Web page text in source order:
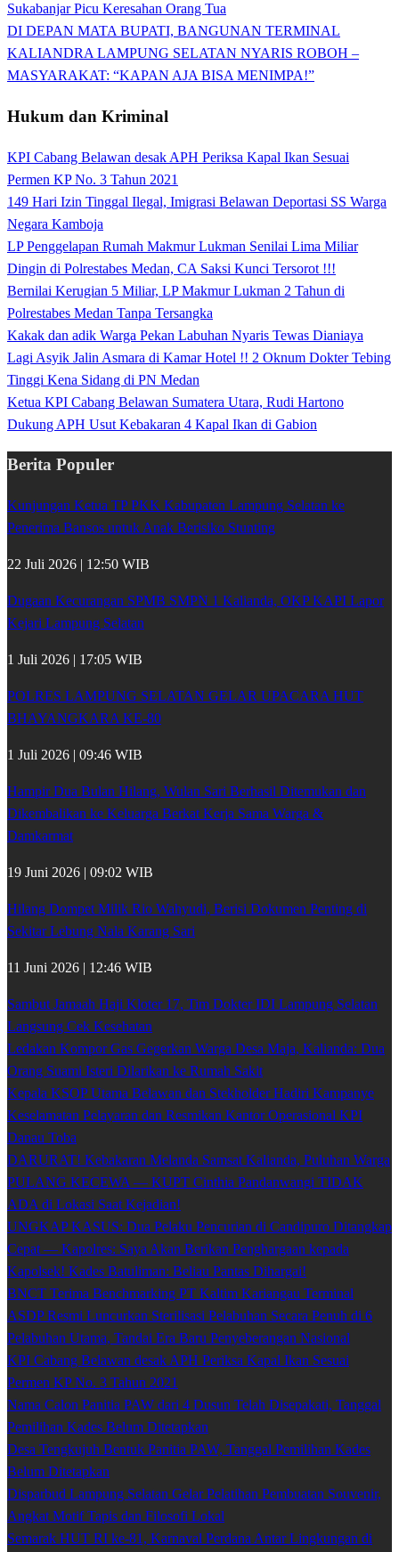
Sukabanjar Picu Keresahan Orang Tua
DI DEPAN MATA BUPATI, BANGUNAN TERMINAL
KALIANDRA LAMPUNG SELATAN NYARIS ROBOH –
MASYARAKAT: “KAPAN AJA BISA MENIMPA!”
Hukum dan Kriminal
KPI Cabang Belawan desak APH Periksa Kapal Ikan Sesuai
Permen KP No. 3 Tahun 2021
149 Hari Izin Tinggal Ilegal, Imigrasi Belawan Deportasi SS Warga
Negara Kamboja
LP Penggelapan Rumah Makmur Lukman Senilai Lima Miliar
Dingin di Polrestabes Medan, CA Saksi Kunci Tersorot !!!
Bernilai Kerugian 5 Miliar, LP Makmur Lukman 2 Tahun di
Polrestabes Medan Tanpa Tersangka
Kakak dan adik Warga Pekan Labuhan Nyaris Tewas Dianiaya
Lagi Asyik Jalin Asmara di Kamar Hotel !! 2 Oknum Dokter Tebing
Tinggi Kena Sidang di PN Medan
Ketua KPI Cabang Belawan Sumatera Utara, Rudi Hartono
Dukung APH Usut Kebakaran 4 Kapal Ikan di Gabion
Berita Populer
Kunjungan Ketua TP PKK Kabupaten Lampung Selatan ke
Penerima Bansos untuk Anak Berisiko Stunting
22 Juli 2026 | 12:50 WIB
Dugaan Kecurangan SPMB SMPN 1 Kalianda, OKP KAPI Lapor
Kejari Lampung Selatan
1 Juli 2026 | 17:05 WIB
POLRES LAMPUNG SELATAN GELAR UPACARA HUT
BHAYANGKARA KE-80
1 Juli 2026 | 09:46 WIB
Hampir Dua Bulan Hilang, Wulan Sari Berhasil Ditemukan dan
Dikembalikan ke Keluarga Berkat Kerja Sama Warga &
Damkarmat
19 Juni 2026 | 09:02 WIB
Hilang Dompet Milik Rio Wahyudi, Berisi Dokumen Penting di
Sekitar Lebung Nala Karang Sari
11 Juni 2026 | 12:46 WIB
Sambut Jamaah Haji Kloter 17, Tim Dokter IDI Lampung Selatan
Langsung Cek Kesehatan
Ledakan Kompor Gas Gegerkan Warga Desa Maja, Kalianda: Dua
Orang Suami Isteri Dilarikan ke Rumah Sakit
Kepala KSOP Utama Belawan dan Stekholder Hadiri Kampanye
Keselamatan Pelayaran dan Resmikan Kantor Operasional KPI
Danau Toba
DARURAT! Kebakaran Melanda Samsat Kalianda, Puluhan Warga
PULANG KECEWA — KUPT Cinthia Pandanwangi TIDAK
ADA di Lokasi Saat Kejadian!
UNGKAP KASUS: Dua Pelaku Pencurian di Candipuro Ditangkap
Cepat — Kapolres: Saya Akan Berikan Penghargaan kepada
Kapolsek! Kades Batuliman: Beliau Pantas Dihargai!
BNCT Terima Benchmarking PT Kaltim Kariangau Terminal
ASDP Resmi Luncurkan Sterilisasi Pelabuhan Secara Penuh di 6
Pelabuhan Utama, Tandai Era Baru Penyeberangan Nasional
KPI Cabang Belawan desak APH Periksa Kapal Ikan Sesuai
Permen KP No. 3 Tahun 2021
Nama Calon Panitia PAW dari 4 Dusun Telah Disepakati, Tanggal
Pemilihan Kades Belum Ditetapkan
Desa Tengkujuh Bentuk Panitia PAW, Tanggal Pemilihan Kades
Belum Ditetapkan
Disparbud Lampung Selatan Gelar Pelatihan Pembuatan Souvenir,
Angkat Motif Tapis dan Filosofi Lokal
Semarak HUT RI ke-81, Karnaval Perdana Antar Lingkungan di